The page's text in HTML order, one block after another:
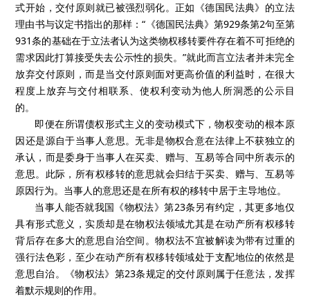
式开始，交付原则就已被强烈弱化。正如《德国民法典》的立法
理由书与议定书指出的那样：“《德国民法典》第929条第2句至第
931条的基础在于立法者认为这类物权移转要件存在着不可拒绝的
需求因此打算接受失去公示性的损失。”就此而言立法者并未完全
放弃交付原则，而是当交付原则面对更高价值的利益时，在很大
程度上放弃与交付相联系、使权利变动为他人所洞悉的公示目
的。
即便在所谓债权形式主义的变动模式下，物权变动的根本原
因还是源自于当事人意思。无非是物权合意在法律上不获独立的
承认，而是委身于当事人在买卖、赠与、互易等合同中所表示的
意思。此际，所有权移转的意思就会归结于买卖、赠与、互易等
原因行为。当事人的意思还是在所有权的移转中居于主导地位。
当事人能否就我国《物权法》第23条另有约定，其更多地仅
具有形式意义，实质却是在物权法领域尤其是在动产所有权移转
背后存在多大的意思自治空间。物权法不宜被解读为带有过重的
强行法色彩，至少在动产所有权移转领域处于支配地位的依然是
意思自治。《物权法》第23条规定的交付原则属于任意法，发挥
着默示规则的作用。